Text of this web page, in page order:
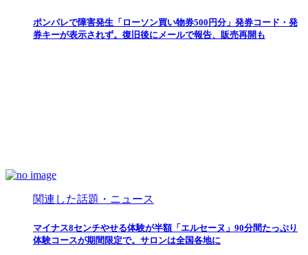
ポンパレで障害発生「ローソン買い物券500円分」発券コード・発
券キーが表示されず。復旧後にメールで報告、販売再開も
関連した話題・ニュース
マイナス8センチやせる体験が半額「エルセーヌ」90分間たっぷり
体験コースが期間限定で。サロンは全国各地に